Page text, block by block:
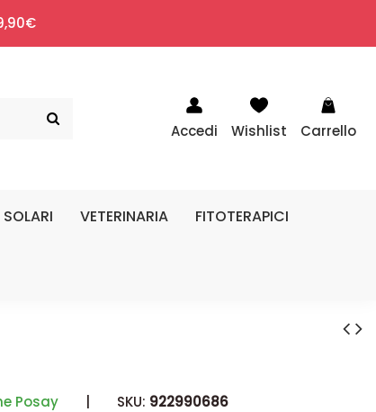
Accedi Wishlist Carrello
SOLARI VETERINARIA FITOTERAPICI
Posay | SKU: 922990686